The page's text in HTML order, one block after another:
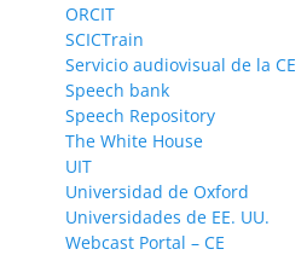
ORCIT
SCICTrain
Servicio audiovisual de la CE
Speech bank
Speech Repository
The White House
UIT
Universidad de Oxford
Universidades de EE. UU.
Webcast Portal – CE